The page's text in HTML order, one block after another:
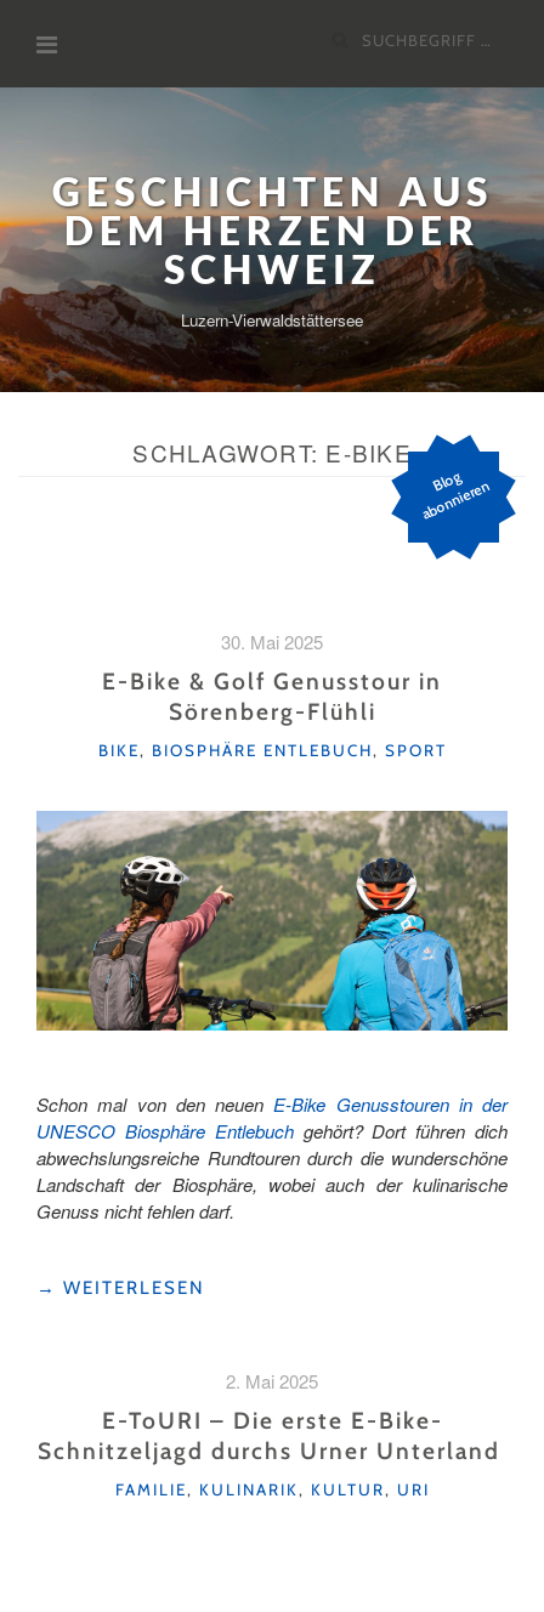
Inhalt
Suchen
GESCHICHTEN AUS
DEM HERZEN DER
SCHWEIZ
Luzern-Vierwaldstättersee
Bl
o
g
a
b
o
n
ni
er
e
n
SCHLAGWORT: E-BIKE
30. Mai 2025
E-Bike & Golf Genusstour in
Sörenberg-Flühli
KATEGORIEN
BIKE, BIOSPHÄRE ENTLEBUCH, SPORT
Schon mal von den neuen E-Bike Genusstouren in der
UNESCO Biosphäre Entlebuchgehört? Dort führen dich
abwechslungsreiche Rundtouren durch die wunderschöne
Landschaft der Biosphäre, wobei auch der kulinarische
Genuss nicht fehlen darf.
"E-
SÖRENBERG-
FLÜHLI"
→ WEITERLESEN
2. Mai 2025
E-ToURI – Die erste E-Bike-
Schnitzeljagd durchs Urner Unterland
KATEGORIEN
FAMILIE, KULINARIK, KULTUR, URI